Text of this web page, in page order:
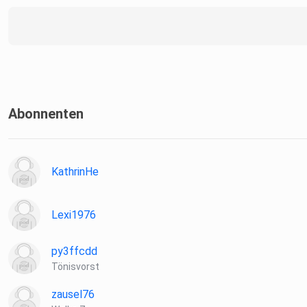
Abonnenten
KathrinHe
Lexi1976
py3ffcdd
Tönisvorst
zausel76